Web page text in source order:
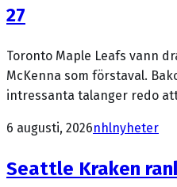
27
Toronto Maple Leafs vann
McKenna som förstaval.
intressanta talanger redo
6 augusti, 2026nhlnyheter
Seattle Kraken